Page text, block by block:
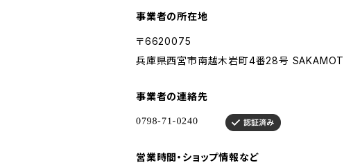
事業者の所在地
〒6620075
兵庫県西宮市南越木岩町4番28号
事業者の連絡先
営業時間・ショップ情報など